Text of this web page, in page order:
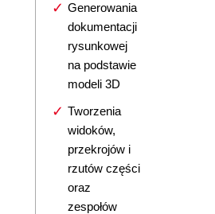
Generowania
dokumentacji
rysunkowej
na podstawie
modeli 3D
Tworzenia
widoków,
przekrojów i
rzutów części
oraz
zespołów